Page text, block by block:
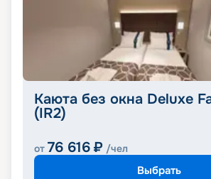
Каюта без окна Deluxe
(IR2)
от 76 616 ₽ /чел
Выбрать